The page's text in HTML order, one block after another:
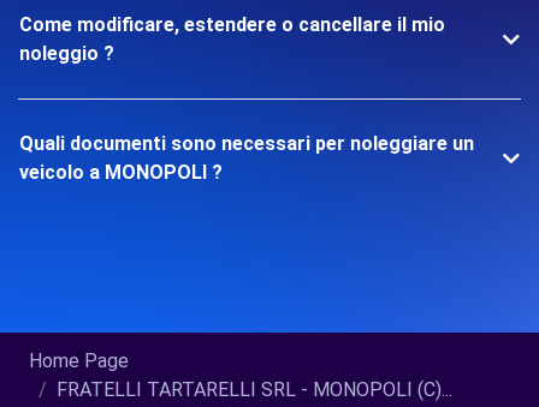
Come modificare, estendere o cancellare il mio
noleggio ?
Quali documenti sono necessari per noleggiare un
veicolo a MONOPOLI ?
Home Page
FRATELLI TARTARELLI SRL - MONOPOLI (C)...